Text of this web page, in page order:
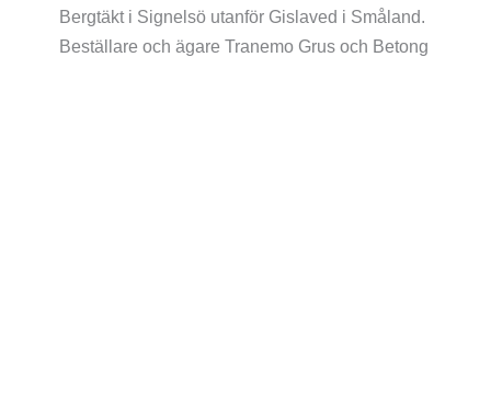
Bergtäkt i Signelsö utanför Gislaved i Småland.
Beställare och ägare Tranemo Grus och Betong